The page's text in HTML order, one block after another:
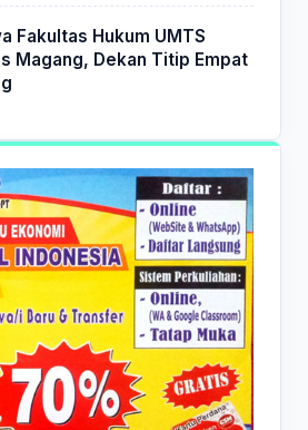
Fakultas Hukum UMTS
Magang, Dekan Titip Empat